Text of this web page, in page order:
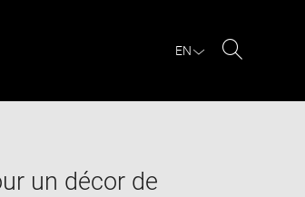
EN
un décor de